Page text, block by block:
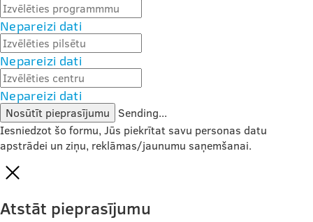
Nepareizi dati
Nepareizi dati
Nepareizi dati
Nosūtīt pieprasījumu
Sending...
Iesniedzot šo formu, Jūs piekrītat savu personas datu
apstrādei un ziņu, reklāmas/jaunumu saņemšanai.
Atstāt pieprasījumu